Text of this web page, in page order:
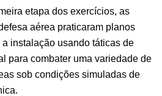
etapa dos exercícios, as
aérea praticaram planos
a instalação usando táticas de
para combater uma variedade de
sob condições simuladas de